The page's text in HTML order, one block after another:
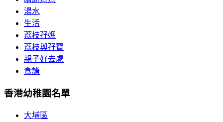
湯水
生活
荔枝孖媽
荔枝與孖寶
親子好去處
食譜
香港幼稚園名單
大埔區